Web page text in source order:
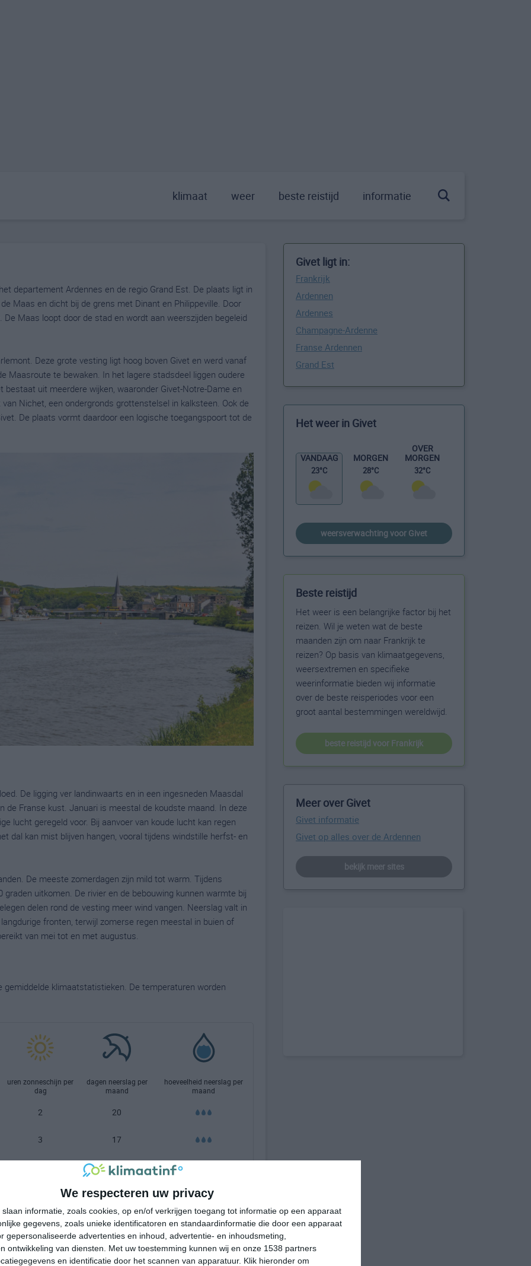
We respecteren uw privacy
slaan informatie, zoals cookies, op en/of verkrijgen toegang tot informatie op een apparaat
gegevens, zoals unieke identificatoren en standaardinformatie die door een apparaat
gepersonaliseerde advertenties en inhoud, advertentie- en inhoudsmeting,
ontwikkeling van diensten.
Met uw toestemming kunnen wij en onze 1538 partners
en identificatie door het scannen van apparatuur. Klik hieronder om
klimaat weer beste reistijd informatie
departement Ardennes en de regio Grand Est. De plaats ligt in
Maas en dicht bij de grens met Dinant en Philippeville. Door
Maas loopt door de stad en wordt aan weerszijden begeleid
Deze grote vesting ligt hoog boven Givet en werd vanaf
Maasroute te bewaken. In het lagere stadsdeel liggen oudere
bestaat uit meerdere wijken, waaronder Givet-Notre-Dame en
Nichet, een ondergronds grottenstelsel in kalksteen. Ook de
De plaats vormt daardoor een logische toegangspoort tot de
De ligging ver landinwaarts en in een ingesneden Maasdal
de Franse kust. Januari is meestal de koudste maand. In deze
lucht geregeld voor. Bij aanvoer van koude lucht kan regen
dal kan mist blijven hangen, vooral tijdens windstille herfst- en
De meeste zomerdagen zijn mild tot warm. Tijdens
uitkomen. De rivier en de bebouwing kunnen warmte bij
delen rond de vesting meer wind vangen. Neerslag valt in
fronten, terwijl zomerse regen meestal in buien of
van mei tot en met augustus.
klimaatstatistieken. De temperaturen worden
uren zonneschijn per
dag
dagen neerslag per
maand
hoeveelheid neerslag per
maand
2 20
3 17
19
17
7 18
7 17
Givet ligt in:
Frankrijk
Ardennen
Ardennes
Champagne-Ardenne
Franse Ardennen
Grand Est
Het weer in Givet
VANDAAG
23°C
MORGEN
28°C
OVER
MORGEN
32°C
weersverwachting voor Givet
Beste reistijd
Het weer is een belangrijke factor bij het
reizen. Wil je weten wat de beste
maanden zijn om naar Frankrijk te
reizen? Op basis van klimaatgegevens,
weersextremen en specifieke
weerinformatie bieden wij informatie
over de beste reisperiodes voor een
groot aantal bestemmingen wereldwijd.
beste reistijd voor Frankrijk
Meer over Givet
Givet informatie
Givet op alles over de Ardennen
bekijk meer sites